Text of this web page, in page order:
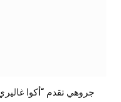
جروهي تقدم “أكوا